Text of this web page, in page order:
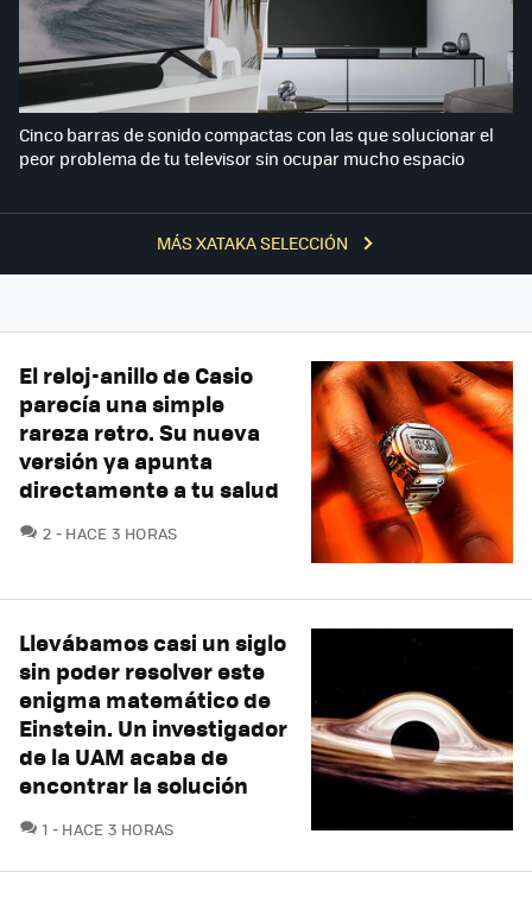
MÁS XATAKA SELECCIÓN
Cinco barras de sonido compactas con las que solucionar el
peor problema de tu televisor sin ocupar mucho espacio
El reloj-anillo de Casio
parecía una simple
rareza retro. Su nueva
versión ya apunta
directamente a tu salud
2 COMENTARIOS
HACE 3 HORAS
Llevábamos casi un siglo
sin poder resolver este
enigma matemático de
Einstein. Un investigador
de la UAM acaba de
encontrar la solución
1 COMENTARIOS
HACE 3 HORAS